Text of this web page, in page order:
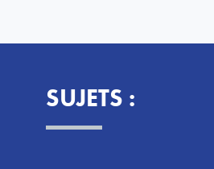
SUJETS :